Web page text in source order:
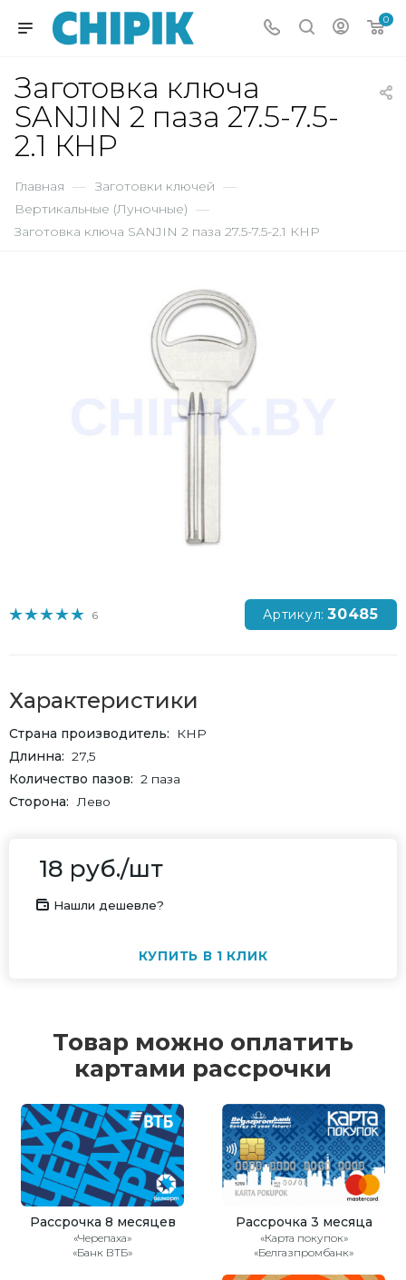
0
Заготовка ключа
SANJIN 2 паза 27.5-7.5-
2.1 КНР
Главная — Заготовки ключей —
Вертикальные (Луночные) —
Заготовка ключа SANJIN 2 паза 27.5-7.5-2.1 КНР
6 Артикул: 30485
Характеристики
Страна производитель
КНР
Длинна
27,5
Количество пазов
2 паза
Сторона
Лево
18 руб./шт
Нашли дешевле?
КУПИТЬ В 1 КЛИК
Товар можно оплатить
картами рассрочки
Рассрочка 8 месяцев
«Черепаха»
«Банк ВТБ»
Рассрочка 3 месяца
«Карта покупок»
«Белгазпромбанк»